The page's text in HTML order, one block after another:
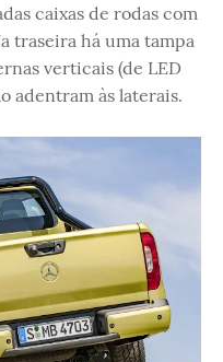
caixas de rodas com
traseira há uma tampa
verticais (de LED
adentram às laterais.